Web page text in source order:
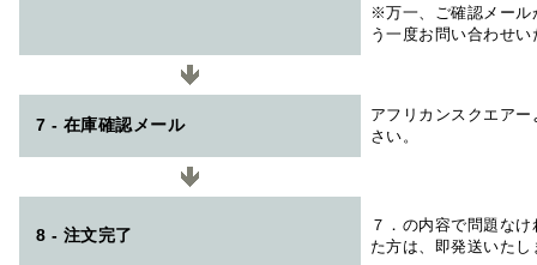
※万一、ご確認メール
う一度お問い合わせ
7 - 在庫確認メール
アフリカンスクエアー
さい。
8 - 注文完了
７．の内容で問題な
た方は、即発送いたし